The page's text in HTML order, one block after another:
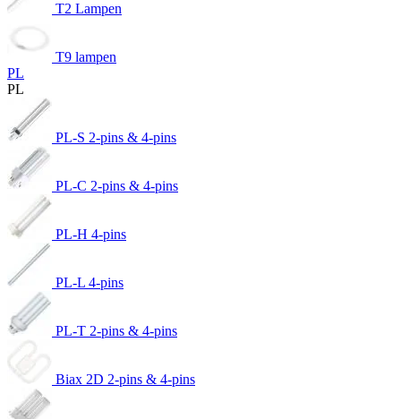
T2 Lampen
T9 lampen
PL
PL
PL-S 2-pins & 4-pins
PL-C 2-pins & 4-pins
PL-H 4-pins
PL-L 4-pins
PL-T 2-pins & 4-pins
Biax 2D 2-pins & 4-pins